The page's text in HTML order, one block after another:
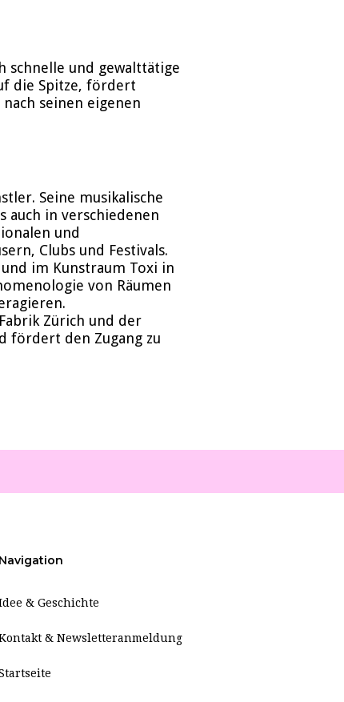
schnelle und gewalttätige
die Spitze, fördert
seinen eigenen
Seine musikalische
auch in verschiedenen
und
Clubs und Festivals.
im Kunstraum Toxi in
von Räumen
Zürich und der
fördert den Zugang zu
Navigation
& Geschichte
& Newsletteranmeldung